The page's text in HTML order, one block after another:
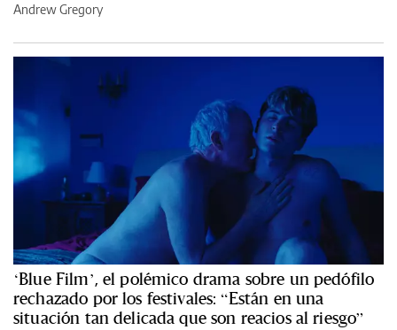
Andrew Gregory
‘Blue Film’, el polémico drama sobre un pedófilo
rechazado por los festivales: “Están en una
situación tan delicada que son reacios al riesgo”